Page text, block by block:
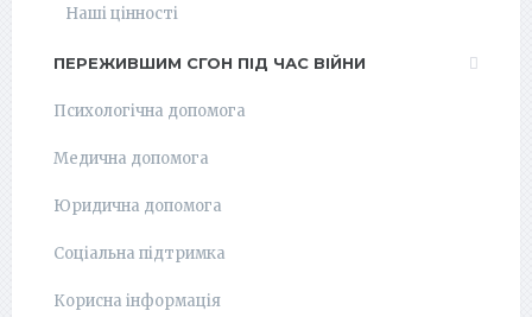
Наші цінності
ПЕРЕЖИВШИМ СГОН ПІД ЧАС ВІЙНИ
Психологічна допомога
Медична допомога
Юридична допомога
Соціальна підтримка
Корисна інформація